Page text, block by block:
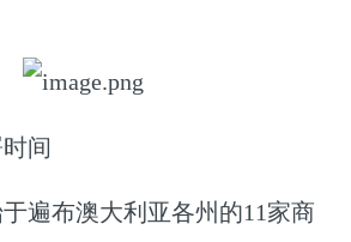
间
遍布澳大利亚各州的11家商